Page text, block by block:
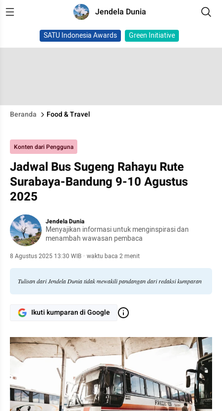
Jendela Dunia
SATU Indonesia Awards Green Initiative
Beranda Food & Travel
Konten dari Pengguna
Jadwal Bus Sugeng Rahayu Rute
Surabaya-Bandung 9-10 Agustus
2025
Jendela Dunia
Menyajikan informasi untuk menginspirasi dan
menambah wawasan pembaca
8 Agustus 2025 13:30 WIB · waktu baca 2 menit
Tulisan dari Jendela Dunia tidak mewakili pandangan dari redaksi kumparan
Ikuti kumparan di Google